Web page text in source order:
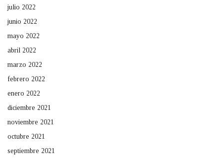
julio 2022
junio 2022
mayo 2022
abril 2022
marzo 2022
febrero 2022
enero 2022
diciembre 2021
noviembre 2021
octubre 2021
septiembre 2021